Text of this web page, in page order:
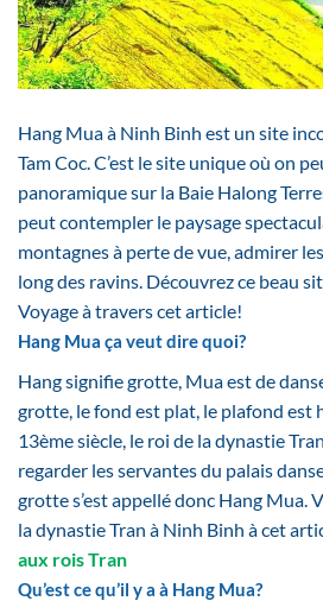
Hang Mua à Ninh Binh est un site
Tam Coc. C’est le site unique où on
panoramique sur la Baie Halong
peut contempler le paysage
montagnes à perte de vue, admirer
long des ravins. Découvrez ce beau
Voyage à travers cet article!
Hang Mua ça veut dire quoi?
Hang signifie grotte, Mua est de
grotte, le fond est plat, le plafond est
13ème siècle, le roi de la dynastie
regarder les servantes du palais
grotte s’est appellé donc Hang Mua.
la dynastie Tran à Ninh Binh à cet
aux rois Tran
Qu’est ce qu’il y a à Hang Mua?